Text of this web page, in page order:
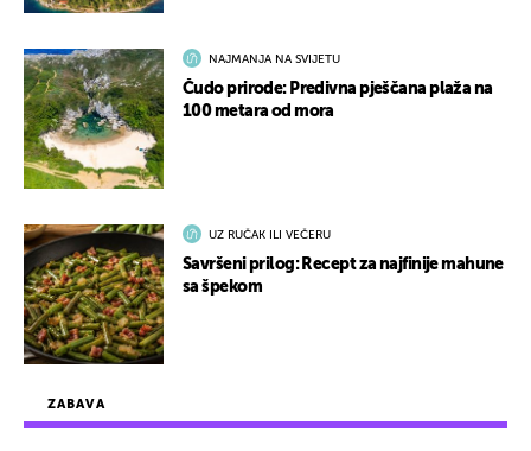
ZABAVA
NAJMANJA NA SVIJETU
Čudo prirode: Predivna pješčana plaža na
100 metara od mora
UZ RUČAK ILI VEČERU
Savršeni prilog: Recept za najfinije mahune
sa špekom